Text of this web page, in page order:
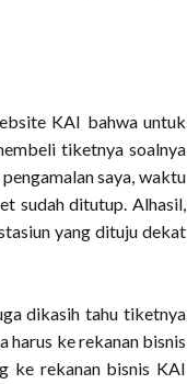
KAI bahwa untuk
tiketnya soalnya
saya, waktu
sudah ditutup. Alhasil,
yang dituju dekat
dikasih tahu tiketnya
harus ke rekanan bisnis
ke rekanan bisnis KAI